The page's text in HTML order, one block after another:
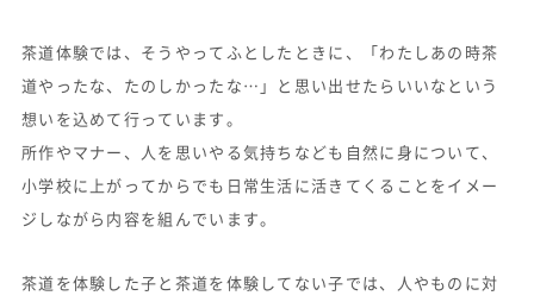
茶道体験では、そうやってふとしたときに、「わたしあの時茶
道やったな、たのしかったな…」と思い出せたらいいなという
想いを込めて行っています。
所作やマナー、人を思いやる気持ちなども自然に身について、
小学校に上がってからでも日常生活に活きてくることをイメー
ジしながら内容を組んでいます。
茶道を体験した子と茶道を体験してない子では、人やものに対